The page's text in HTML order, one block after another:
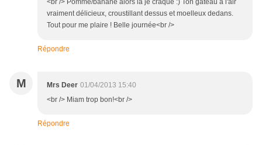
<br /> Pomme/banane alors là je craque :) Ton gâteau a l'air
vraiment délicieux, croustillant dessus et moelleux dedans.
Tout pour me plaire ! Belle journée<br />
Répondre
M Mrs Deer 01/04/2013 15:40
<br /> Miam trop bon!<br />
Répondre